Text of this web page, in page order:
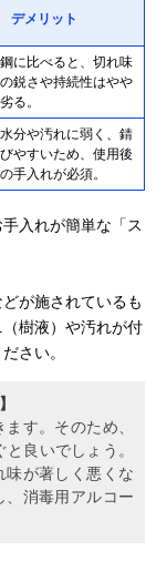
デメリット
鋼に比べると、切れ味
の鋭さや持続性はやや
劣る。
水分や汚れに弱く、錆
びやすいため、使用後
の手入れが必須。
入れが簡単な「ス
が施されているも
樹液）や汚れが付
さい。
す。そのため、
良いでしょう。
味が著しく悪くな
、消毒用アルコー